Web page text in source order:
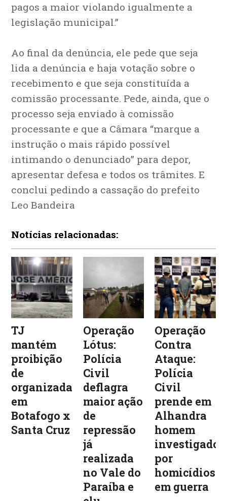
pagos a maior violando igualmente a
legislação municipal.”
Ao final da denúncia, ele pede que seja
lida a denúncia e haja votação sobre o
recebimento e que seja constituída a
comissão processante. Pede, ainda, que o
processo seja enviado à comissão
processante e que a Câmara “marque a
instrução o mais rápido possível
intimando o denunciado” para depor,
apresentar defesa e todos os trâmites. E
conclui pedindo a cassação do prefeito
Leo Bandeira
Notícias relacionadas:
TJ
mantém
proibição
de
organizadas
em
Botafogo x
Santa Cruz
Operação
Lótus:
Polícia
Civil
deflagra
maior ação
de
repressão
já
realizada
no Vale do
Paraíba e
Operação
Contra
Ataque:
Polícia
Civil
prende em
Alhandra
homem
investigado
por
homicídios
em guerra